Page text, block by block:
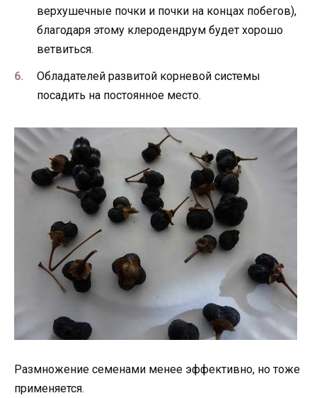
верхушечные почки и почки на концах побегов),
благодаря этому клеродендрум будет хорошо
ветвиться.
Обладателей развитой корневой системы
посадить на постоянное место.
Размножение семенами менее эффективно, но тоже
применяется.